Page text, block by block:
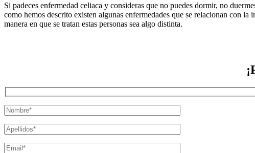
Si padeces enfermedad celiaca y consideras que no puedes dormir, no
como hemos descrito existen algunas enfermedades que se relacionan con
manera en que se tratan estas personas sea algo distinta.